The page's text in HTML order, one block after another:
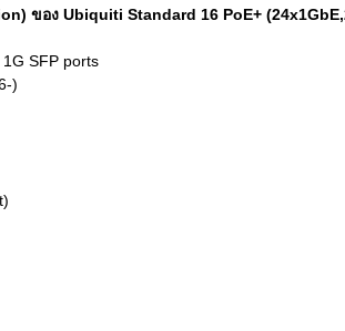
ของ Ubiquiti Standard 16 PoE+
SFP ports
)